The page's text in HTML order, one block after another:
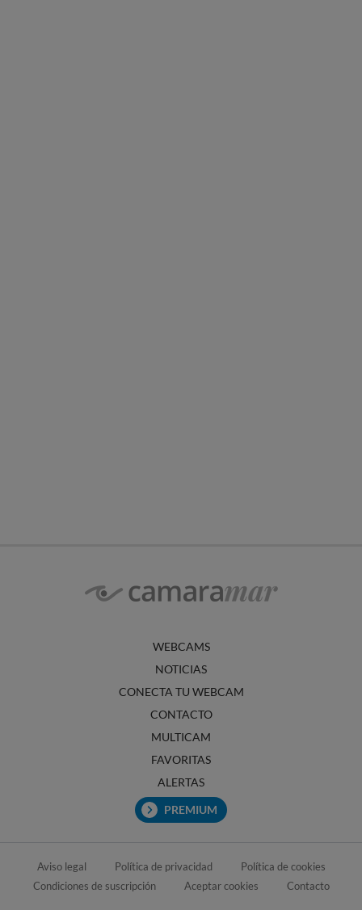
WEBCAMS
NOTICIAS
CONECTA TU WEBCAM
CONTACTO
MULTICAM
FAVORITAS
ALERTAS
PREMIUM
Aviso legal Política de privacidad
Política de cookies
Condiciones de suscripción
Aceptar cookies Contacto